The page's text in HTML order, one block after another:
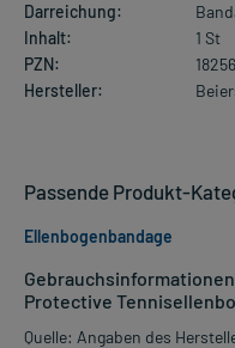
Darreichung:
Inhalt:
1 St
PZN:
Hersteller:
Protective
Quelle: Angaben des
Passende Produkt-
Ellenbogenbandage